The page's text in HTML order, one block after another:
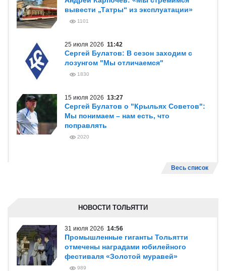
вывести „Татры“ из эксплуатации»
1101
25 июля 2026 11:42
Сергей Булатов: В сезон заходим с
лозунгом "Мы отличаемся"
1830
15 июля 2026 13:27
Сергей Булатов о "Крыльях Советов":
Мы понимаем – нам есть, что
поправлять
2020
Весь список
НОВОСТИ ТОЛЬЯТТИ
31 июля 2026 14:56
Промышленные гиганты Тольятти
отмечены наградами юбилейного
фестиваля «Золотой муравей»
989